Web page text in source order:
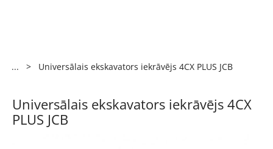
... > Universālais ekskavators iekrāvējs 4CX PLUS JCB
Universālais ekskavators iekrāvējs 4CX
PLUS JCB